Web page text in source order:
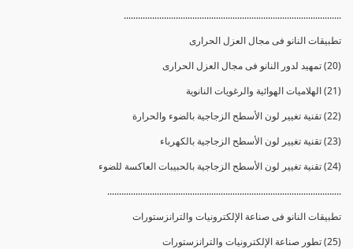
............................................................................................
تطبيقات النانو فى مجال العزل الحرارى
(20) تمهيد لدور النانو فى مجال العزل الحرارى
(21) الهلاميات الهوائية والرغويات النانوية
(22) تقنية تغيير لون الأسطح الزجاجية بالضوء والحرارة
(23) تقنية تغيير لون الأسطح الزجاجية بالكهرباء
(24) تقنية تغيير لون الأسطح الزجاجية بالحبيبات العاكسة للضوء
...................................................................................................
تطبيقات النانو فى صناعة الإلكترونيات والترانزستورات
(25) تطور صناعة الإلكترونيات والترانزستورات